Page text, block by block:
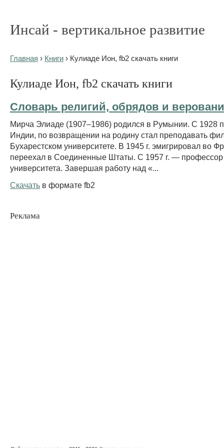
Инсай - вертикальное развитие
Главная › Книги › Кулиаде Ион, fb2 скачать книги
Кулиаде Ион, fb2 скачать книги
Словарь религий, обрядов и
Мирча Элиаде (1907–1986) родился в Румынии. С 1928
Индии, по возвращении на родину стал преподавать
Бухарестском университете. В 1945 г. эмигрировал во
переехал в Соединенные Штаты. С 1957 г. — профессор
университета. Завершая работу над «...
Скачать в формате fb2
Реклама